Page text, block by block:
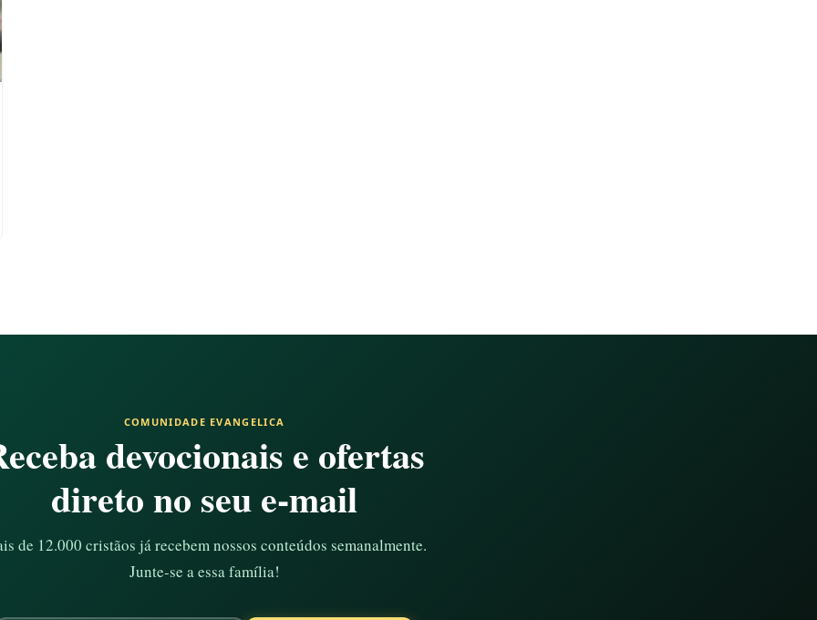
COMUNIDADE EVANGELICA
devocionais e ofertas
direto no seu e-mail
de 12.000 cristãos já recebem nossos conteúdos semanalmente.
Junte-se a essa família!